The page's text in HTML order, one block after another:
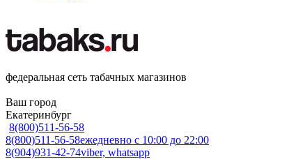
федеральная сеть табачных магазинов
Ваш город
Екатеринбург
8(800)511-56-58
8(800)511-56-58ежедневно с 10:00 до 22:00
8(904)931-42-74viber, whatsapp